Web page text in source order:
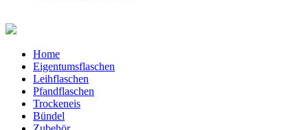
Home
Eigentumsflaschen
Leihflaschen
Pfandflaschen
Trockeneis
Bündel